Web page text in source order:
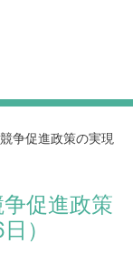
争促進政策の実現
促進政策
）